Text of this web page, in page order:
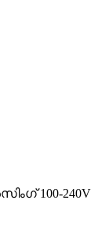
100-240V